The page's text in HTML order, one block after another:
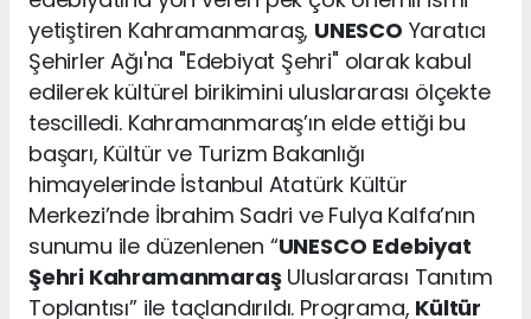
yetiştiren Kahramanmaraş, UNESCO Yaratıcı
Şehirler Ağı'na "Edebiyat Şehri" olarak kabul
edilerek kültürel birikimini uluslararası ölçekte
tescilledi. Kahramanmaraş’ın elde ettiği bu
başarı, Kültür ve Turizm Bakanlığı
himayelerinde İstanbul Atatürk Kültür
Merkezi’nde İbrahim Sadri ve Fulya Kalfa’nın
sunumu ile düzenlenen “UNESCO Edebiyat
Şehri KahramanmaraşUluslararası Tanıtım
Toplantısı” ile taçlandırıldı. Programa, Kültür